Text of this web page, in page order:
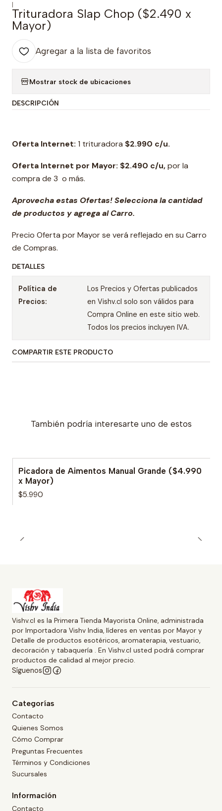
|
Trituradora Slap Chop ($2.490 x
Mayor)
Agregar a la lista de favoritos
Mostrar stock de ubicaciones
DESCRIPCIÓN
Oferta Internet: 1 trituradora $2.990 c/u.
Oferta Internet por Mayor: $2.490 c/u,por la
compra de 3 o más.
Aprovecha estas Ofertas! Selecciona la cantidad
de productos y agrega al Carro.
Precio Oferta por Mayor se verá reflejado en su Carro
de Compras.
DETALLES
Política de
Precios:
Los Precios y Ofertas publicados
en Vishv.cl solo son válidos para
Compra Online en este sitio web.
Todos los precios incluyen IVA.
COMPARTIR ESTE PRODUCTO
También podría interesarte uno de estos
Picadora de Aimentos Manual Grande ($4.990
x Mayor)
$5.990
Vishv.cl es la Primera Tienda Mayorista Online, administrada
por Importadora Vishv India, líderes en ventas por Mayor y
Detalle de productos esotéricos, aromaterapia, vestuario,
decoración y tabaquería . En Vishv.cl usted podrá comprar
productos de calidad al mejor precio.
Síguenos
Categorías
Contacto
Quienes Somos
Cómo Comprar
Preguntas Frecuentes
Términos y Condiciones
Sucursales
Información
Contacto